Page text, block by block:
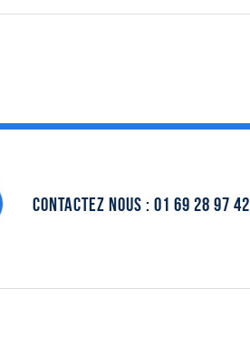
Contactez nous : 01 69 28 97 42